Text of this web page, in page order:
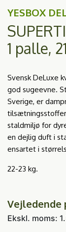
YESBOX
1 palle,
Svensk DeLuxe
god sugeevne.
Sverige, er
staldmiljø for
en dejlig duft i
ensartet i
22-23 kg.
Vejledende
Ekskl. moms: